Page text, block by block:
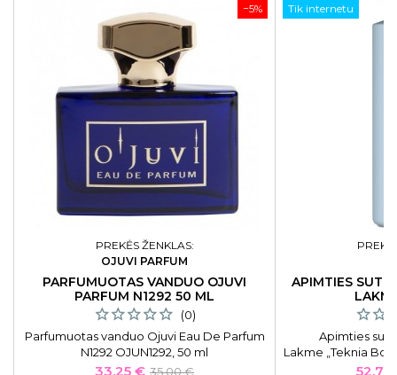
−5%
PREKĖS ŽENKLAS:
OJUVI PARFUM
PARFUMUOTAS VANDUO OJUVI
PARFUM N1292 50 ML
(0)
Parfumuotas vanduo Ojuvi Eau De Parfum
N1292 OJUN1292, 50 ml
Kaina
33,25 € Bazinė
35,00 €
Tik internetu
APIMTIES
Apimties
Lakme „Teknia
sukurtas
Kaina